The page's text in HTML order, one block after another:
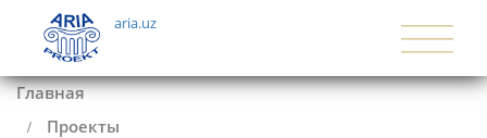
aria.uz
Главная
Проекты